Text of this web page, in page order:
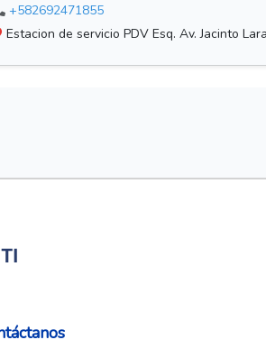
+582692471855
Estacion de servicio PDV Esq. Av. Jacinto